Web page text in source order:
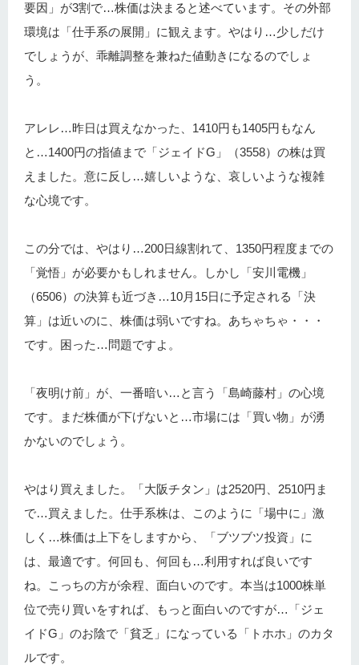
要因」が3割で…株価は決まると述べています。その外部
環境は「仕手系の展開」に観えます。やはり…少しだけ
でしょうが、乖離調整を兼ねた値動きになるのでしょ
う。
アレレ…昨日は買えなかった、1410円も1405円もなん
と…1400円の指値まで「ジェイドG」（3558）の株は買
えました。意に反し…嬉しいような、哀しいような複雑
な心境です。
この分では、やはり…200日線割れて、1350円程度までの
「覚悟」が必要かもしれません。しかし「安川電機」
（6506）の決算も近づき…10月15日に予定される「決
算」は近いのに、株価は弱いですね。あちゃちゃ・・・
です。困った…問題ですよ。
「夜明け前」が、一番暗い…と言う「島崎藤村」の心境
です。まだ株価が下げないと…市場には「買い物」が湧
かないのでしょう。
やはり買えました。「大阪チタン」は2520円、2510円ま
で…買えました。仕手系株は、このように「場中に」激
しく…株価は上下をしますから、「ブツブツ投資」に
は、最適です。何回も、何回も…利用すれば良いです
ね。こっちの方が余程、面白いのです。本当は1000株単
位で売り買いをすれば、もっと面白いのですが…「ジェ
イドG」のお陰で「貧乏」になっている「トホホ」のカタ
ルです。